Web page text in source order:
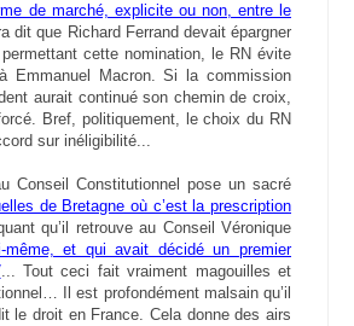
de marché, explicite ou non, entre le
dit que Richard Ferrand devait épargner
cette nomination, le RN évite
Emmanuel Macron. Si la commission
aurait continué son chemin de croix,
Bref, politiquement, le choix du RN
sur inéligibilité...
Conseil Constitutionnel pose un sacré
de Bretagne où c’est la prescription
qu’il retrouve au Conseil Véronique
même, et qui avait décidé un premier
... Tout ceci fait vraiment magouilles et
Il est profondément malsain qu’il
le droit en France. Cela donne des airs